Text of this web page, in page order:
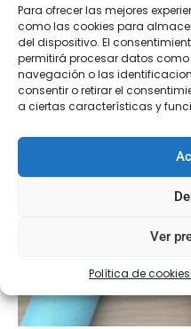
Para ofrecer las mejores
como las cookies para
del dispositivo. El
permitirá procesar datos
navegación o las
consentir o retirar el
a ciertas características y
Ver
Política de cookies